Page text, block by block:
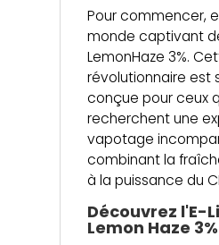
Pour commencer,
monde captivant
LemonHaze 3%.
révolutionnaire est
conçue pour ceux
recherchent une
vapotage
combinant la
à la puissance du
Découvrez l'E-
Lemon Haze 3%